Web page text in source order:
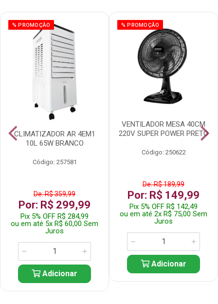
% PROMOÇÃO
CLIMATIZADOR AR 4EM1
10L 65W BRANCO
Código: 257581
De: R$ 359,99
Por: R$ 299,99
Pix 5% OFF R$ 284,99
ou em até 5x R$ 60,00 Sem
Juros
Adicionar
% PROMOÇÃO
VENTILADOR MESA 40CM
220V SUPER POWER PRETO
Código: 250622
De: R$ 189,99
Por: R$ 149,99
Pix 5% OFF R$ 142,49
ou em até 2x R$ 75,00 Sem
Juros
Adicionar